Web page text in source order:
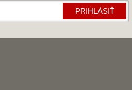
PRIHLÁSIŤ